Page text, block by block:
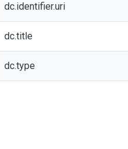
dc.identifier.uri
dc.title
dc.type